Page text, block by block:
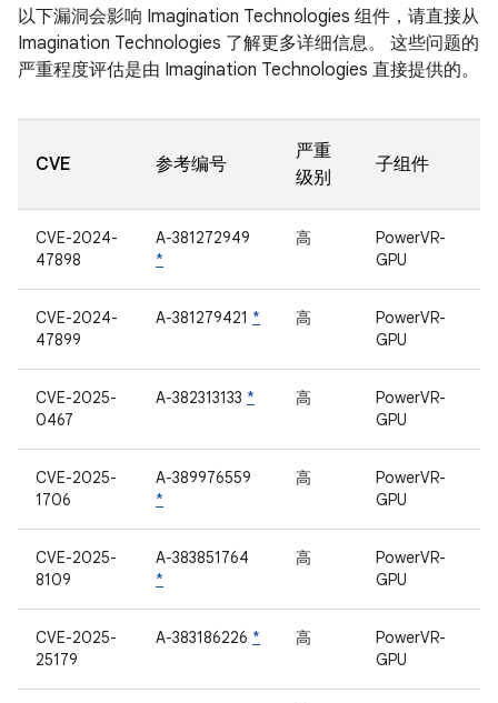
以下漏洞会影响 Imagination Technologies 组件，请直接从
Imagination Technologies 了解更多详细信息。 这些问题的
严重程度评估是由 Imagination Technologies 直接提供的。
CVE 参考编号
严重
级别
子组件
CVE-2024-
47898
A-381272949
*
高
PowerVR-
GPU
CVE-2024-
47899
A-381279421 * 高
PowerVR-
GPU
CVE-2025-
0467
A-382313133 * 高
PowerVR-
GPU
CVE-2025-
1706
A-389976559
*
高
PowerVR-
GPU
CVE-2025-
8109
A-383851764
*
高
PowerVR-
GPU
CVE-2025-
25179
A-383186226 * 高
PowerVR-
GPU